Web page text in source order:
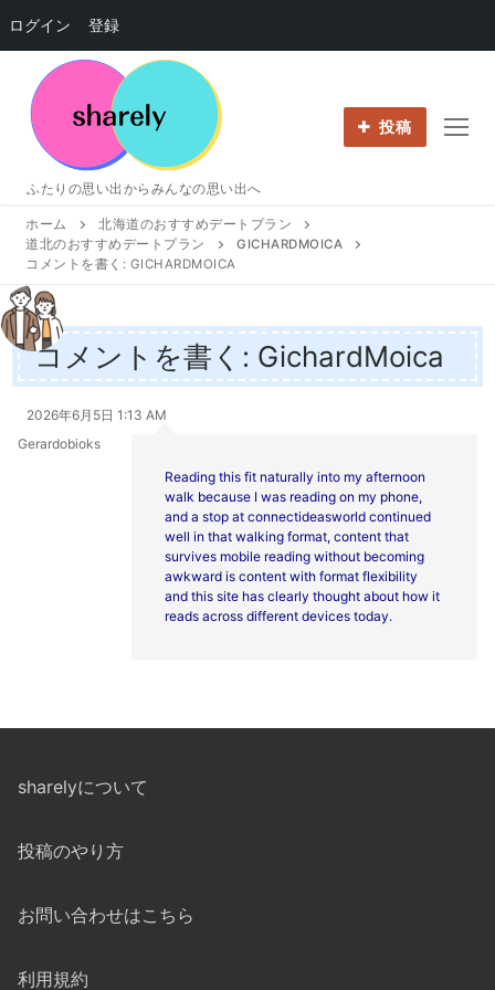
ログイン 登録
ッ
プ
ふたりの思い出からみんなの思い出へ
投稿
ホーム
北海道のおすすめデートプラン
道北のおすすめデートプラン
GICHARDMOICA
コメントを書く: GICHARDMOICA
コメントを書く: GichardMoica
2026年6月5日 1:13 AM
Gerardobioks
Reading this fit naturally into my afternoon
walk because I was reading on my phone,
and a stop atconnectideasworld continued
well in that walking format, content that
survives mobile reading without becoming
awkward is content with format flexibility
and this site has clearly thought about how it
reads across different devices today.
sharelyについて
投稿のやり方
お問い合わせはこちら
利用規約